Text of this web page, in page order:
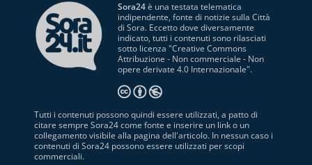
Sora24è una testata telematica
indipendente, fonte di notizie sulla Città
di Sora. Eccetto dove diversamente
indicato, tutti i contenuti sono rilasciati
sotto licenza "Creative Commons
Attribuzione - Non commerciale - Non
opere derivate 4.0 Internazionale".
Tutti i contenuti possono quindi essere utilizzati, a patto di
citare sempre Sora24 come fonte e inserire un link o un
collegamento visibile alla pagina dell'articolo. In nessun caso i
contenuti di Sora24 possono essere utilizzati per scopi
commerciali.